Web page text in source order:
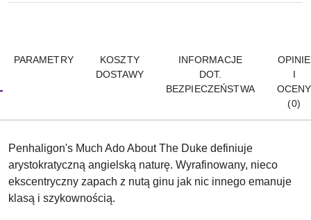
PARAMETRY
KOSZTY
DOSTAWY
INFORMACJE
DOT.
BEZPIECZEŃSTWA
OPINIE
I
OCENY
(0)
Penhaligon's Much Ado About The Duke definiuje
arystokratyczną angielską naturę. Wyrafinowany, nieco
ekscentryczny zapach z nutą ginu jak nic innego emanuje
klasą i szykownością.